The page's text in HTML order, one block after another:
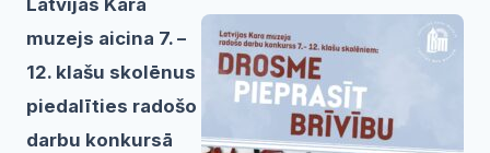
Latvijas Kara
muzejs aicina 7. –
12. klašu skolēnus
piedalīties radošo
darbu konkursā